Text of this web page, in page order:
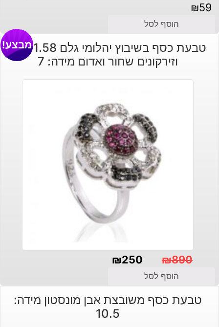
₪59
הוסף לסל
טבעת כסף בשיבוץ יהלומי גלם 1.58 קרט
וזירקונים שחור ואדום מידה: 7
מבצע!
₪890
המקורי
היה:
₪250
הנוכחי
הוא:
הוסף לסל
טבעת כסף משובצת אבן מונסטון מידה:
10.5